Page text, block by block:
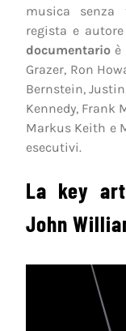
musica senza
regista e
documentario è
Grazer, Ron
Bernstein,
Kennedy, Frank
Markus Keith e
esecutivi.
La key
John